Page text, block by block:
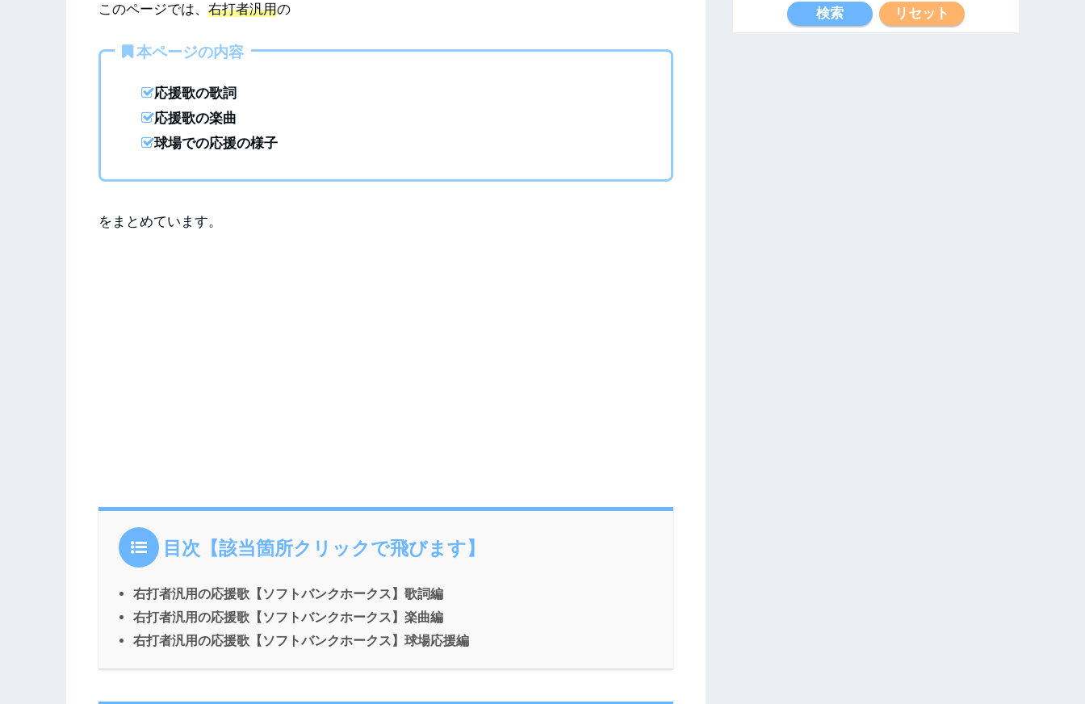
このページでは、 右打者汎用の
本ページの内容
応援歌の歌詞
応援歌の楽曲
球場での応援の様子
をまとめています。
目次【該当箇所クリックで飛びます】
右打者汎用の応援歌【ソフトバンクホークス】歌詞編
右打者汎用の応援歌【ソフトバンクホークス】楽曲編
右打者汎用の応援歌【ソフトバンクホークス】球場応援編